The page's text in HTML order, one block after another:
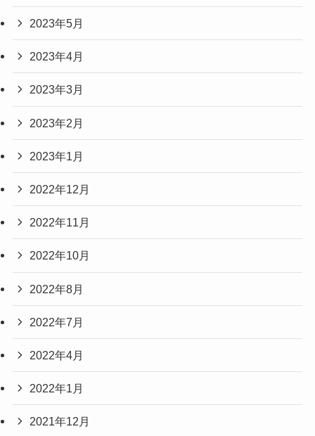
2023年5月
2023年4月
2023年3月
2023年2月
2023年1月
2022年12月
2022年11月
2022年10月
2022年8月
2022年7月
2022年4月
2022年1月
2021年12月